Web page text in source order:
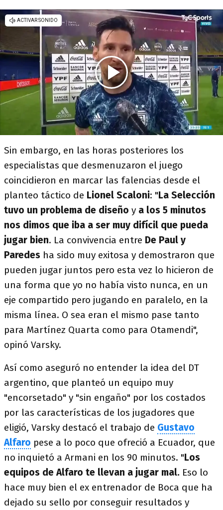
Sin embargo, en las horas posteriores los
especialistas que desmenuzaron el juego
coincidieron en marcar las falencias desde el
planteo táctico de Lionel Scaloni: "La Selección
tuvo un problema de diseño y a los 5 minutos
nos dimos que iba a ser muy difícil que pueda
jugar bien. La convivencia entre De Paul y
Paredes ha sido muy exitosa y demostraron que
pueden jugar juntos pero esta vez lo hicieron de
una forma que yo no había visto nunca, en un
eje compartido pero jugando en paralelo, en la
misma línea. O sea eran el mismo pase tanto
para Martínez Quarta como para Otamendi",
opinó Varsky.
Así como aseguró no entender la idea del DT
argentino, que planteó un equipo muy
"encorsetado" y "sin engaño" por los costados
por las características de los jugadores que
eligió, Varsky destacó el trabajo de Gustavo
Alfaro pese a lo poco que ofreció a Ecuador, que
no inquietó a Armani en los 90 minutos. "Los
equipos de Alfaro te llevan a jugar mal. Eso lo
hace muy bien el ex entrenador de Boca que ha
dejado su sello por conseguir resultados y